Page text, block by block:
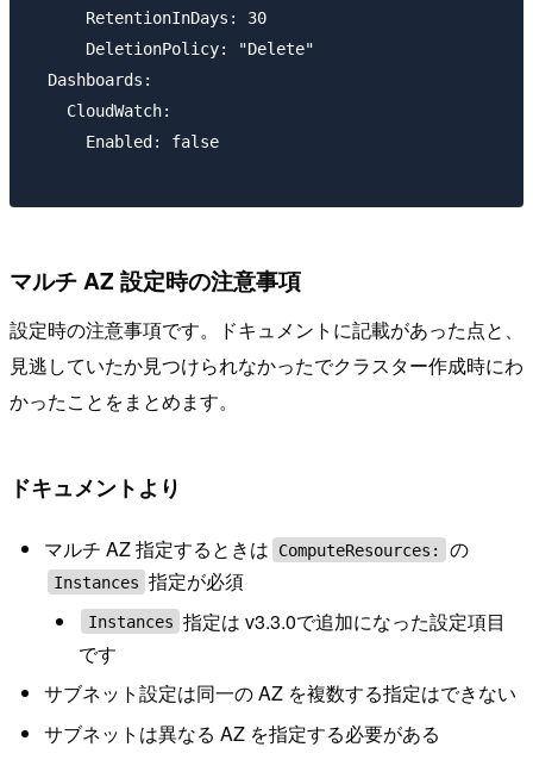
      RetentionInDays: 30
      DeletionPolicy: "Delete"
  Dashboards:
    CloudWatch:
      Enabled: false
マルチ AZ 設定時の注意事項
設定時の注意事項です。ドキュメントに記載があった点と、
見逃していたか見つけられなかったでクラスター作成時にわ
かったことをまとめます。
ドキュメントより
マルチ AZ 指定するときは ComputeResources: の
Instances 指定が必須
Instances 指定は v3.3.0で追加になった設定項目
です
サブネット設定は同一の AZ を複数する指定はできない
サブネットは異なる AZ を指定する必要がある